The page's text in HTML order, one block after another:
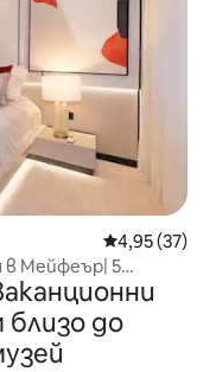
Средна
4,95 (37)
в Мейфеър| 5
до